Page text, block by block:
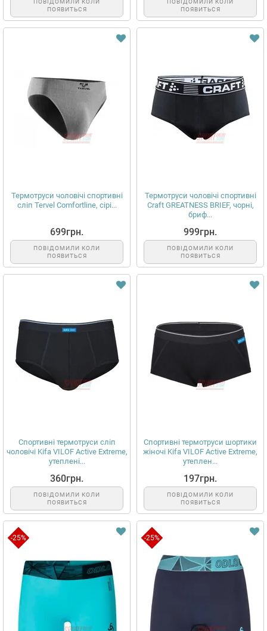
ПОВІДОМИЛИ КОЛИ
ПОЯВИТЬСЯ
ПОВІДОМИЛИ КОЛИ
ПОЯВИТЬСЯ
Термотруси чоловічі спортивні
сліп Tervel Comfortline, сірі...
699грн.
ПОВІДОМИЛИ КОЛИ
ПОЯВИТЬСЯ
Термотруси чоловічі спортивні
Craft GREATNESS BRIEF, чорні,
бриф...
999грн.
ПОВІДОМИЛИ КОЛИ
ПОЯВИТЬСЯ
Спортивні термотруси сліп
чоловічі Kifa VILOF Active Extreme,
утеплені...
360грн.
ПОВІДОМИЛИ КОЛИ
ПОЯВИТЬСЯ
Спортивні термотруси шортики
жіночі Kifa VILOF Active Extreme,
утеплен...
197грн.
ПОВІДОМИЛИ КОЛИ
ПОЯВИТЬСЯ
-25% -25%